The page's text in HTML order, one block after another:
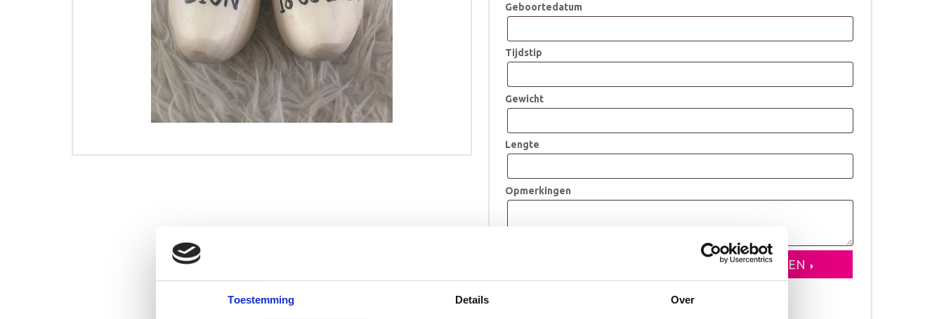
Toestemming Details Over
Geboortedatum
Tijdstip
Gewicht
Lengte
Opmerkingen
aantal
TOEVOEGEN AAN WINKELWAGEN